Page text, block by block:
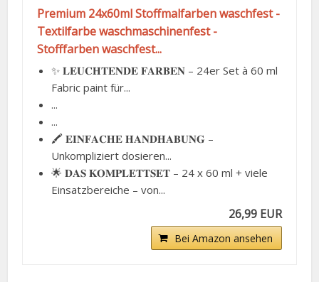
Premium 24x60ml Stoffmalfarben waschfest -
Textilfarbe waschmaschinenfest -
Stofffarben waschfest...
✨ 𝐋𝐄𝐔𝐂𝐇𝐓𝐄𝐍𝐃𝐄 𝐅𝐀𝐑𝐁𝐄𝐍 – 24er Set à 60 ml
Fabric paint für...
...
...
🖍️ 𝐄𝐈𝐍𝐅𝐀𝐂𝐇𝐄 𝐇𝐀𝐍𝐃𝐇𝐀𝐁𝐔𝐍𝐆 –
Unkompliziert dosieren...
🌟 𝐃𝐀𝐒 𝐊𝐎𝐌𝐏𝐋𝐄𝐓𝐓𝐒𝐄𝐓 – 24 x 60 ml + viele
Einsatzbereiche – von...
26,99 EUR
Bei Amazon ansehen